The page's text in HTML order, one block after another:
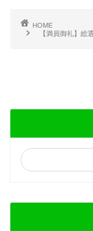
HOME
【満員御礼】総